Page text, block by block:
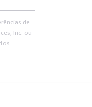
de
Inc. ou